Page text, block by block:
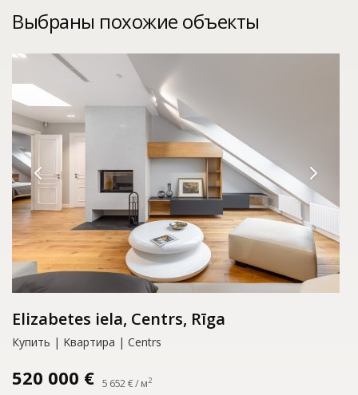
Выбраны похожие объекты
Elizabetes iela, Centrs, Rīga
Купить | Kвартирa | Centrs
520 000 € 5 652 € / м2